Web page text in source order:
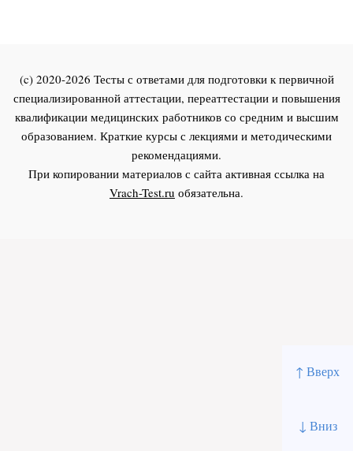
↑ Вверх
↓ Вниз
(c) 2020-2026 Тесты с ответами для подготовки к первичной
специализированной аттестации, переаттестации и повышения
квалификации медицинских работников со средним и высшим
образованием. Краткие курсы с лекциями и методическими
рекомендациями.
При копировании материалов с сайта активная ссылка на
Vrach-Test.ru обязательна.